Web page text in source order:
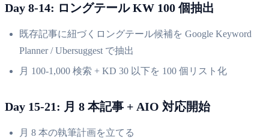
Day 8-14: ロングテール KW 100 個抽出
既存記事に紐づくロングテール候補を Google Keyword
Planner / Ubersuggest で抽出
月 100-1,000 検索 + KD 30 以下を 100 個リスト化
Day 15-21: 月 8 本記事 + AIO 対応開始
月 8 本の執筆計画を立てる